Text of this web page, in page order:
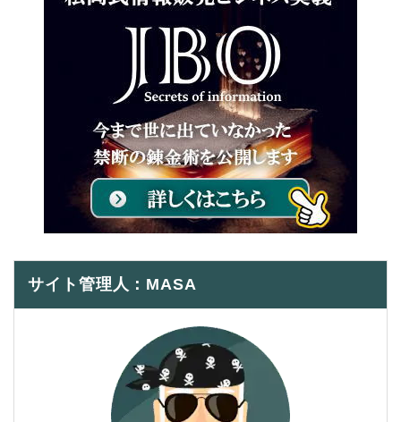
サイト管理人：MASA